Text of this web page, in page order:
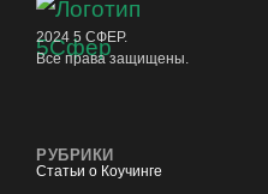
2024 5 СФЕР.
Все права защищены.
РУБРИКИ
Статьи о Коучинге